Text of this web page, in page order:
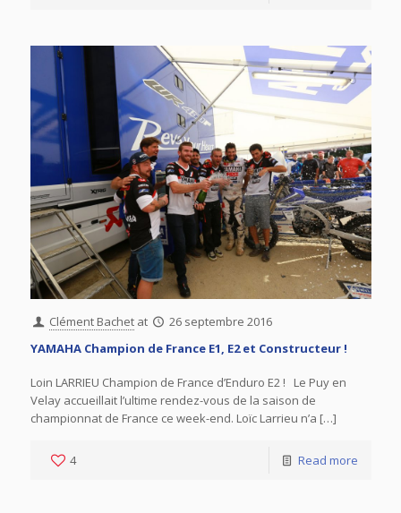
Clément Bachet at
26 septembre 2016
YAMAHA Champion de France E1, E2 et Constructeur !
Loin LARRIEU Champion de France d’Enduro E2 ! Le Puy en
Velay accueillait l’ultime rendez-vous de la saison de
championnat de France ce week-end. Loïc Larrieu n’a […]
4 Read more